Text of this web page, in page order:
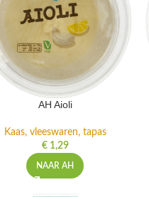
AH Aioli
Kaas, vleeswaren, tapas
€1,29
NAAR AH